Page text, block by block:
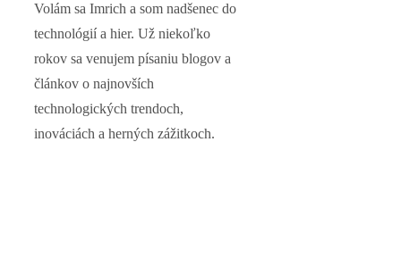
Volám sa Imrich a som nadšenec do
technológií a hier. Už niekoľko
rokov sa venujem písaniu blogov a
článkov o najnovších
technologických trendoch,
inováciách a herných zážitkoch.